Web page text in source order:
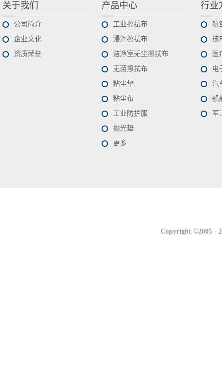
关于我们
公司简介
企业文化
资质荣誉
产品中心
工业擦拭布
浸润擦拭布
洁净室无尘擦拭布
无菌擦拭布
粘尘垫
粘尘布
工业防护服
抛光垫
更多
行业
航
核
医
电
汽
船
军
Copyright ©2005 -